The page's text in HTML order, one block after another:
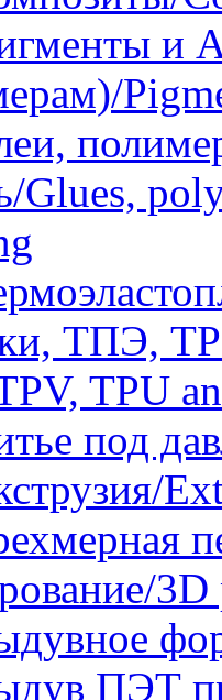
и
Glues,
ТПЭ,
TPU
под
ПЭТ